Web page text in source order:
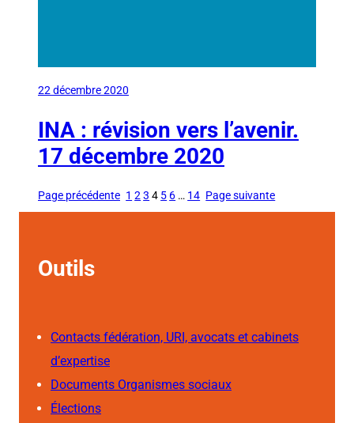
22 décembre 2020
INA : révision vers l’avenir.
17 décembre 2020
Page précédente 1 2 3 4 5 6 … 14 Page suivante
Outils
Contacts fédération, URI, avocats et cabinets
d’expertise
Documents Organismes sociaux
Élections